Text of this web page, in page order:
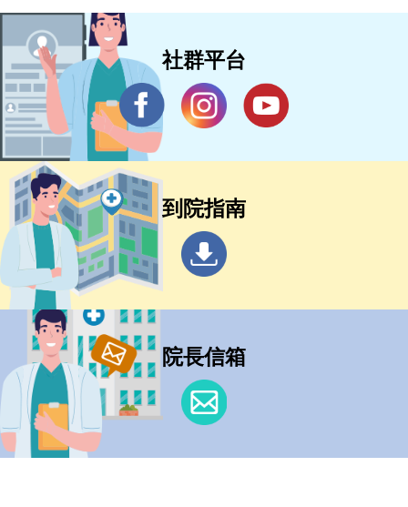
社群平台
到院指南
院長信箱